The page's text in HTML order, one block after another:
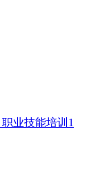
职业技能培训1